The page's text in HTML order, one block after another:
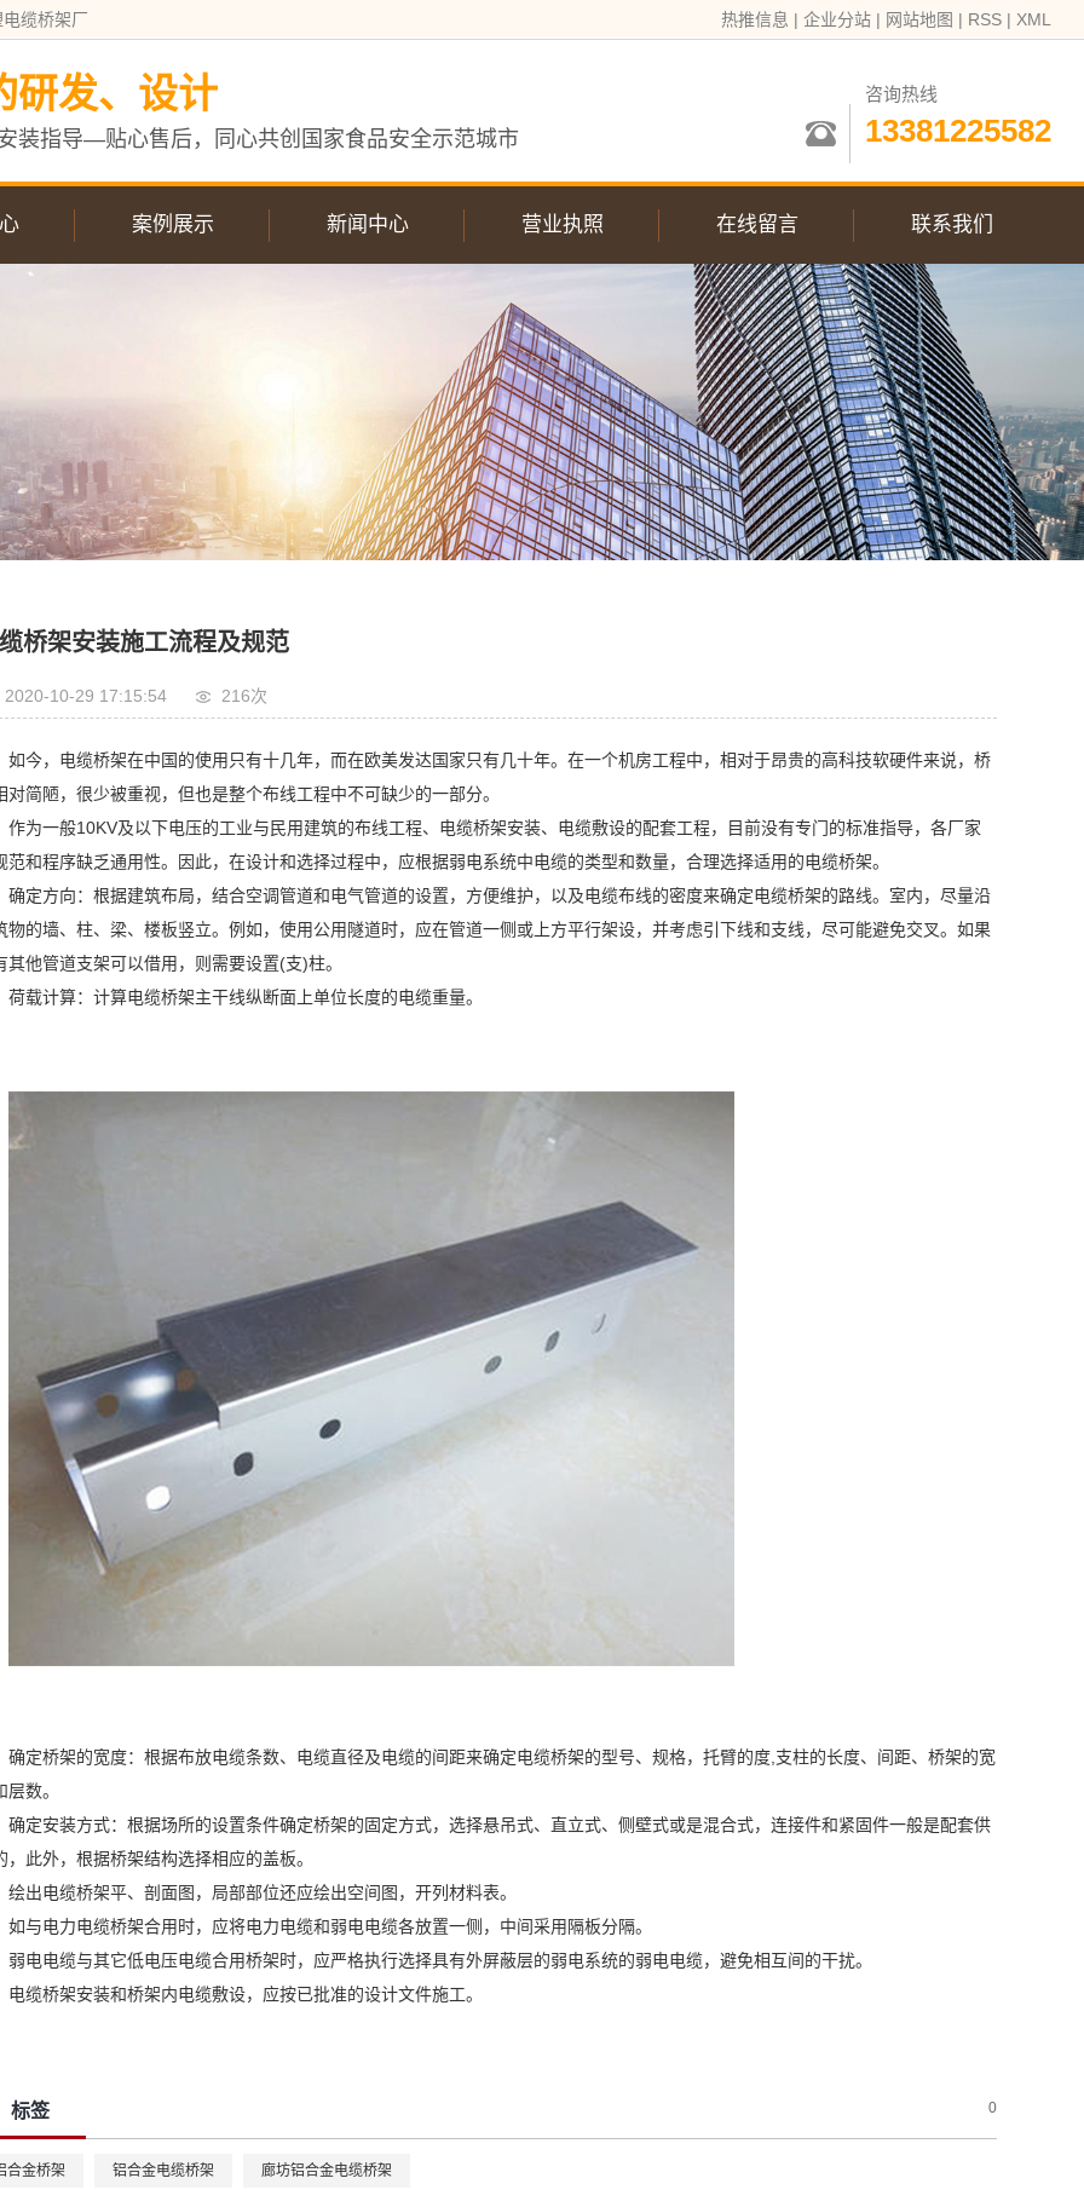
缆桥架厂 热推信息 | 企业分站 | 网站地图 | RSS | XML
研发、设计
指导—贴心售后，同心共创国家食品安全示范城市
咨询热线
13381225582
架
架
架
架
架
案例展示 新闻中心 营业执照 在线留言 联系我们
联系我们
桥架安装施工流程及规范
2020-10-29 17:15:54 216次
如今，电缆桥架在中国的使用只有十几年，而在欧美发达国家只有几十年。在一个机房工程中，相对于昂贵的高科技软硬件来说，桥
对简陋，很少被重视，但也是整个布线工程中不可缺少的一部分。
作为一般10KV及以下电压的工业与民用建筑的布线工程、电缆桥架安装、电缆敷设的配套工程，目前没有专门的标准指导，各厂家
范和程序缺乏通用性。因此，在设计和选择过程中，应根据弱电系统中电缆的类型和数量，合理选择适用的电缆桥架。
确定方向：根据建筑布局，结合空调管道和电气管道的设置，方便维护，以及电缆布线的密度来确定电缆桥架的路线。室内，尽量沿
物的墙、柱、梁、楼板竖立。例如，使用公用隧道时，应在管道一侧或上方平行架设，并考虑引下线和支线，尽可能避免交叉。如果
其他管道支架可以借用，则需要设置(支)柱。
荷载计算：计算电缆桥架主干线纵断面上单位长度的电缆重量。
确定桥架的宽度：根据布放电缆条数、电缆直径及电缆的间距来确定电缆桥架的型号、规格，托臂的度,支柱的长度、间距、桥架的宽
层数。
确定安装方式：根据场所的设置条件确定桥架的固定方式，选择悬吊式、直立式、侧壁式或是混合式，连接件和紧固件一般是配套供
，此外，根据桥架结构选择相应的盖板。
绘出电缆桥架平、剖面图，局部部位还应绘出空间图，开列材料表。
如与电力电缆桥架合用时，应将电力电缆和弱电电缆各放置一侧，中间采用隔板分隔。
弱电电缆与其它低电压电缆合用桥架时，应严格执行选择具有外屏蔽层的弱电系统的弱电电缆，避免相互间的干扰。
电缆桥架安装和桥架内电缆敷设，应按已批准的设计文件施工。
标签 0
合金桥架 铝合金电缆桥架 廊坊铝合金电缆桥架